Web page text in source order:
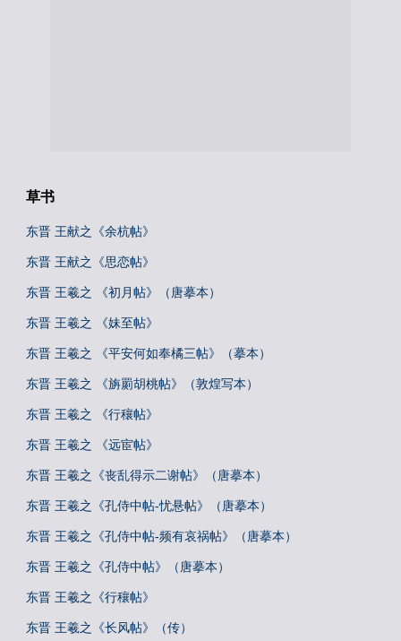
草书
东晋 王献之《余杭帖》
东晋 王献之《思恋帖》
东晋 王羲之 《初月帖》（唐摹本）
东晋 王羲之 《妹至帖》
东晋 王羲之 《平安何如奉橘三帖》（摹本）
东晋 王羲之 《旃罽胡桃帖》（敦煌写本）
东晋 王羲之 《行穰帖》
东晋 王羲之 《远宦帖》
东晋 王羲之《丧乱得示二谢帖》（唐摹本）
东晋 王羲之《孔侍中帖-忧悬帖》（唐摹本）
东晋 王羲之《孔侍中帖-频有哀祸帖》（唐摹本）
东晋 王羲之《孔侍中帖》（唐摹本）
东晋 王羲之《行穰帖》
东晋 王羲之《长风帖》（传）